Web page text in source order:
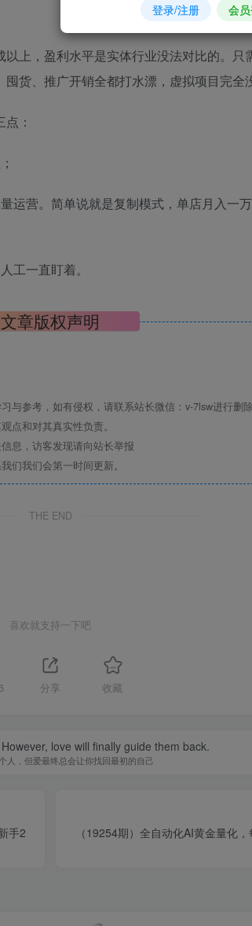
上，盈利水平是实体行业没法对比的。只
货、推广开销全都打水漂，虚拟项目完全
：
运营。简单说就是复制模式，单店月入一
工一直盯着。
文章版权声明
参考，如有侵权，请联系站长微信：v-7lsw进行删除
点和对其真实性负责。
息，访客发现请向站长举报
们我们会第一时间更新。
THE END
喜欢就支持一下吧
分享 收藏
love will finally guide them back.
人，但爱最终总会让你找回最初的自己
手2
（19254期）全自动化AI黄金量化
登录/注册 会